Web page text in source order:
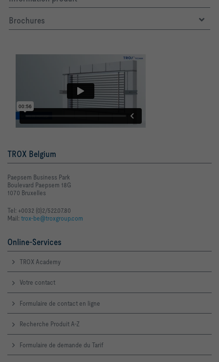
Brochures
TROX Belgium
Paepsem Business Park
Boulevard Paepsem 18G
1070 Bruxelles
Tel: +0032 (0)2/522.07.80
Mail: trox-be@troxgroup.com
Online-Services
TROX Academy
Votre contact
Formulaire de contact en ligne
Recherche Produit A-Z
Formulaire de demande du Tarif